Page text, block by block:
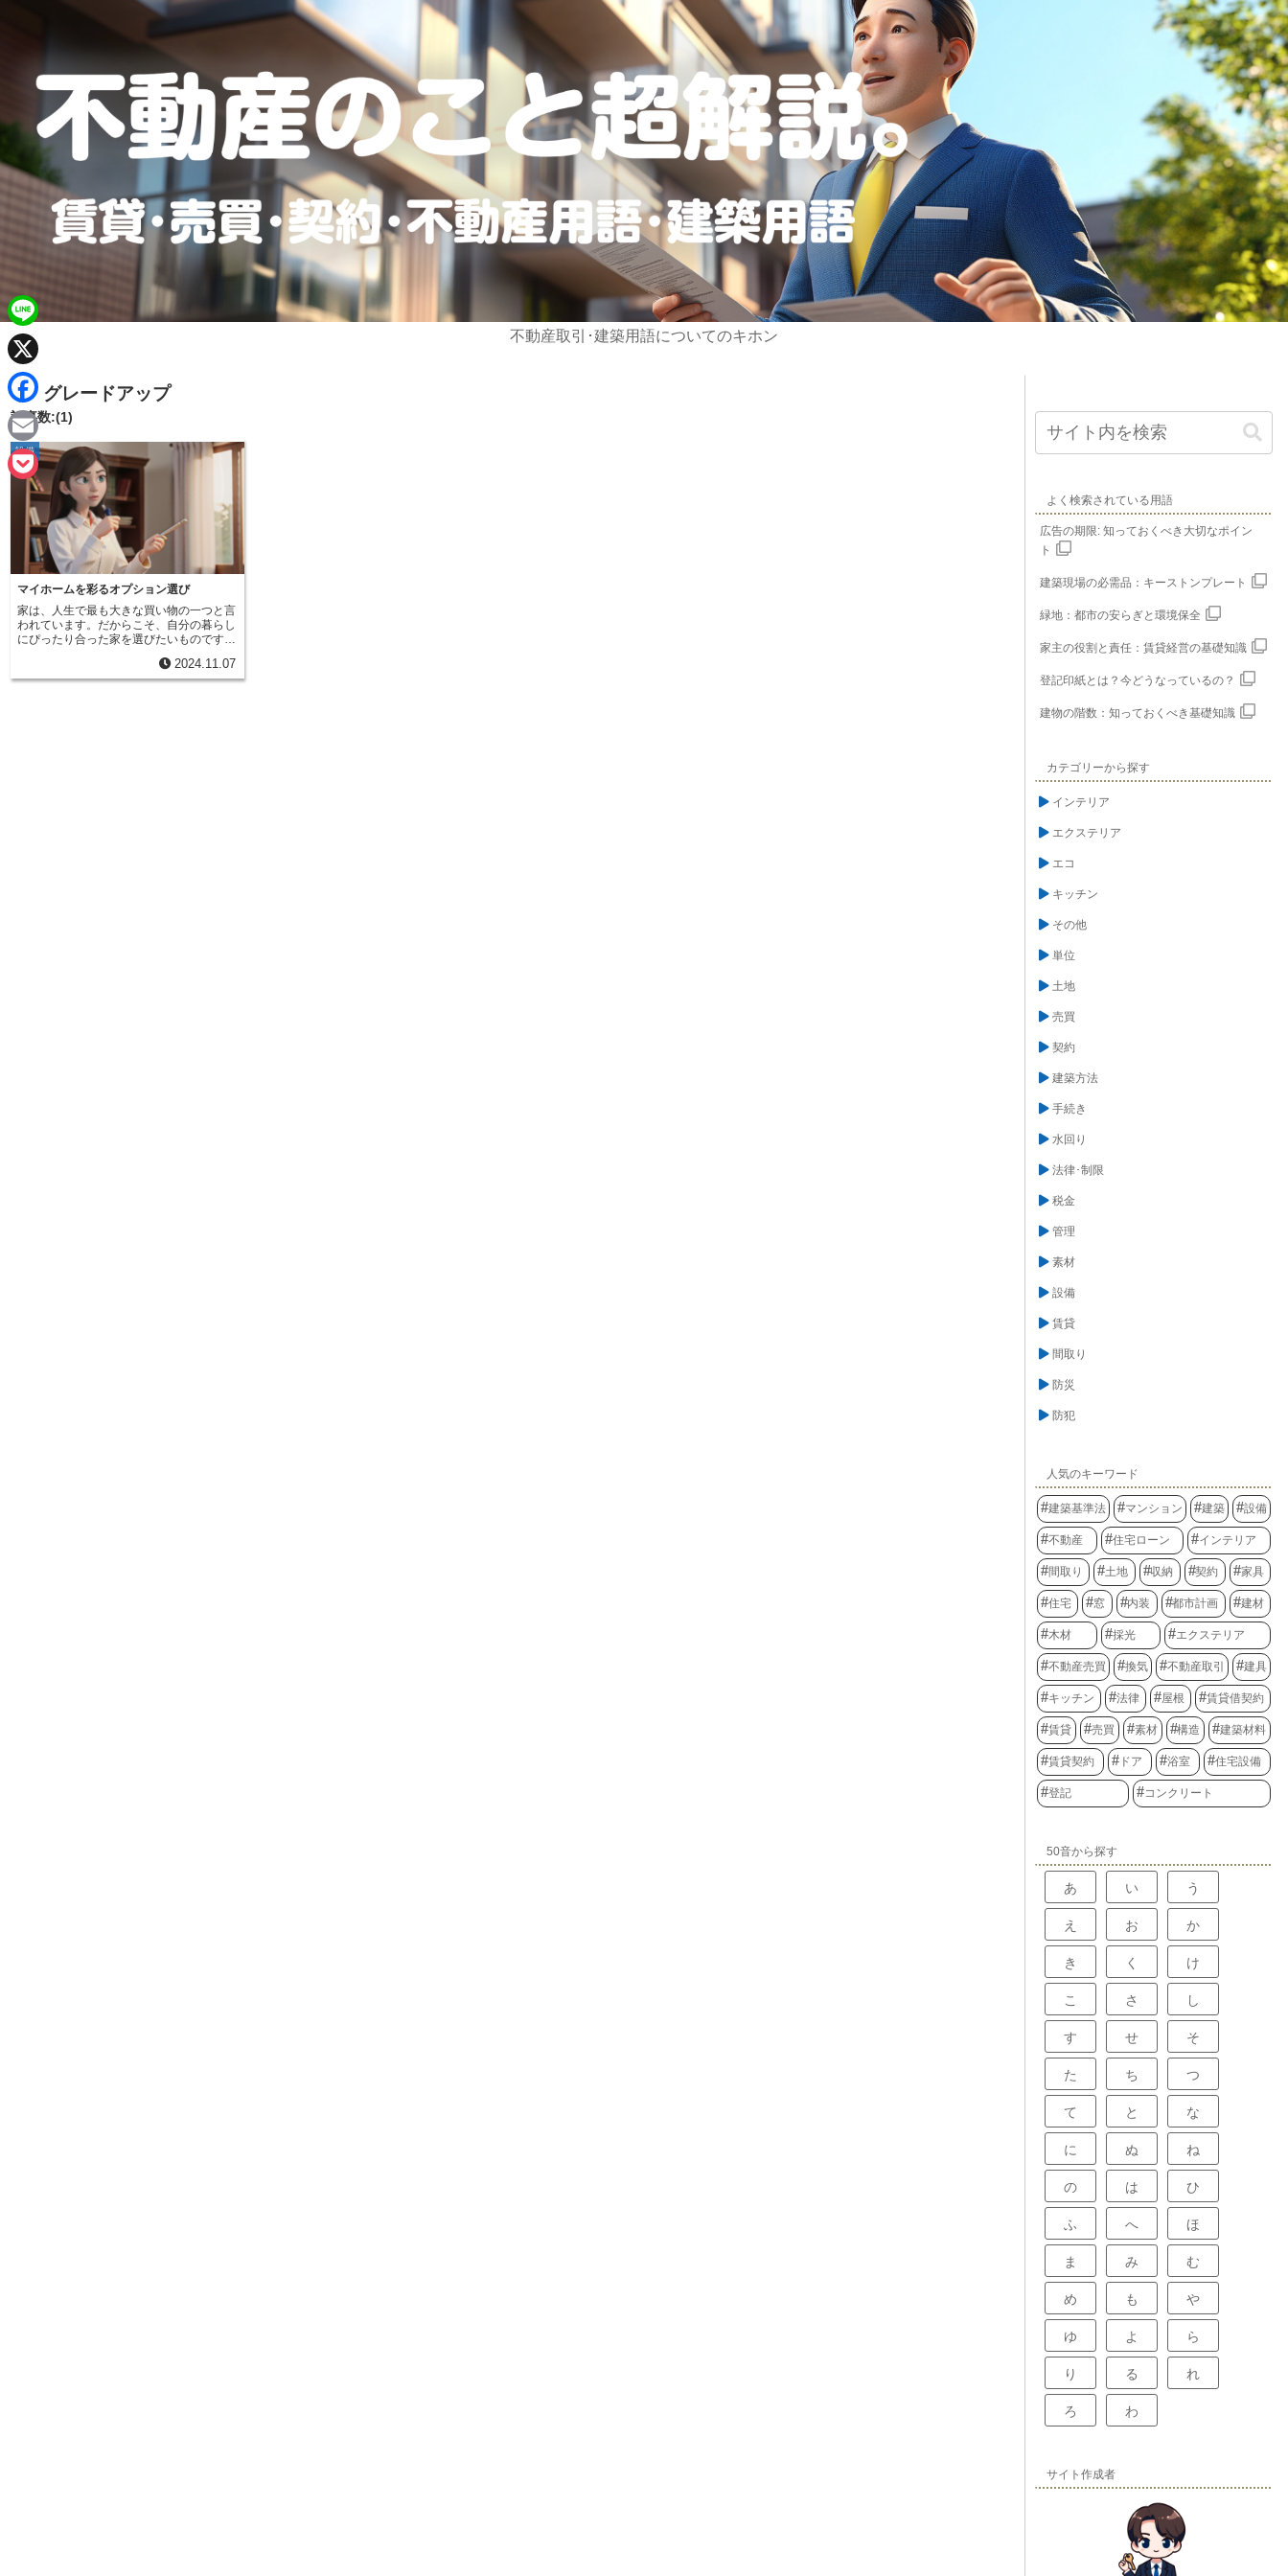
不動産取引･建築用語についてのキホン
グレードアップ
記事数:(1)
設備
マイホームを彩るオプション選び
家は、人生で最も大きな買い物の一つと言
われています。だからこそ、自分の暮らし
にぴったり合った家を選びたいものです。
など、基本的な部分はあらかじめ決められ
ています。しかし、標準の仕様では物足り
2024.11.07
よく検索されている用語
広告の期限: 知っておくべき大切なポイン
ト
建築現場の必需品：キーストンプレート
緑地：都市の安らぎと環境保全
家主の役割と責任：賃貸経営の基礎知識
登記印紙とは？今どうなっているの？
建物の階数：知っておくべき基礎知識
カテゴリーから探す
インテリア
エクステリア
エコ
キッチン
その他
単位
土地
売買
契約
建築方法
手続き
水回り
法律･制限
税金
管理
素材
設備
賃貸
間取り
防災
防犯
人気のキーワード
建築基準法 マンション 建築 設備
不動産 住宅ローン インテリア
間取り 土地 収納 契約 家具
住宅 窓 内装 都市計画 建材
木材 採光 エクステリア
不動産売買 換気 不動産取引 建具
キッチン 法律 屋根 賃貸借契約
賃貸 売買 素材 構造 建築材料
賃貸契約 ドア 浴室 住宅設備
登記 コンクリート
50音から探す
あ い う
え お か
き く け
こ さ し
す せ そ
た ち つ
て と な
に ぬ ね
の は ひ
ふ へ ほ
ま み む
め も や
ゆ よ ら
り る れ
ろ わ
サイト作成者
L
n
e
X
F
a
c
o
E
l